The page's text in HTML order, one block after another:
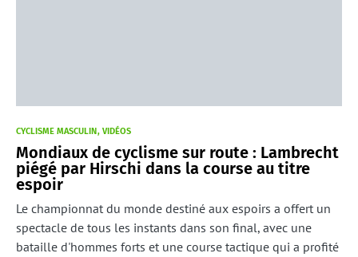
CYCLISME MASCULIN VIDÉOS
Mondiaux de cyclisme sur route : Lambrecht
piégé par Hirschi dans la course au titre
espoir
Le championnat du monde destiné aux espoirs a offert un
spectacle de tous les instants dans son final, avec une
bataille d'hommes forts et une course tactique qui a profité